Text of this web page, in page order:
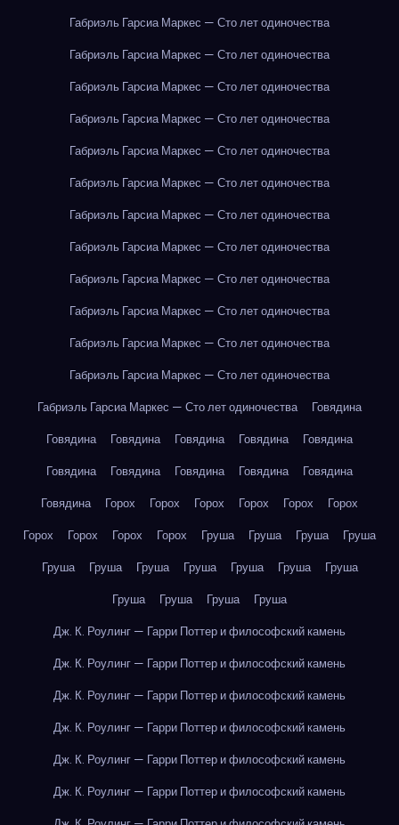
Габриэль Гарсиа Маркес — Сто лет одиночества
Габриэль Гарсиа Маркес — Сто лет одиночества
Габриэль Гарсиа Маркес — Сто лет одиночества
Габриэль Гарсиа Маркес — Сто лет одиночества
Габриэль Гарсиа Маркес — Сто лет одиночества
Габриэль Гарсиа Маркес — Сто лет одиночества
Габриэль Гарсиа Маркес — Сто лет одиночества
Габриэль Гарсиа Маркес — Сто лет одиночества
Габриэль Гарсиа Маркес — Сто лет одиночества
Габриэль Гарсиа Маркес — Сто лет одиночества
Габриэль Гарсиа Маркес — Сто лет одиночества
Габриэль Гарсиа Маркес — Сто лет одиночества
Габриэль Гарсиа Маркес — Сто лет одиночества
Говядина
Говядина
Говядина Говядина Говядина
Говядина
Говядина
Говядина Говядина Говядина
Говядина
Говядина
Горох Горох Горох Горох Горох
Горох
Горох
Горох Горох Горох Груша Груша Груша
Груша
Груша
Груша Груша Груша Груша Груша
Груша
Груша
Груша Груша
Груша
Дж. К. Роулинг — Гарри Поттер и философский камень
Дж. К. Роулинг — Гарри Поттер и философский камень
Дж. К. Роулинг — Гарри Поттер и философский камень
Дж. К. Роулинг — Гарри Поттер и философский камень
Дж. К. Роулинг — Гарри Поттер и философский камень
Дж. К. Роулинг — Гарри Поттер и философский камень